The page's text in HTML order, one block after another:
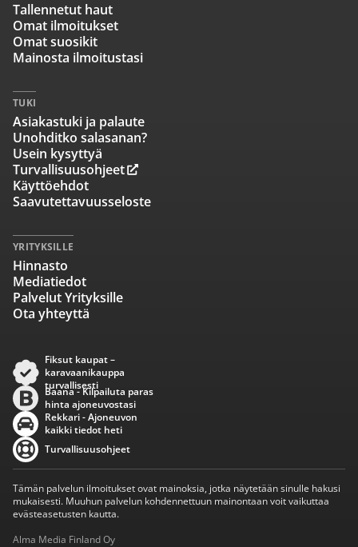
Tallennetut haut
Omat ilmoitukset
Omat suosikit
Mainosta ilmoitustasi
TUKI
Asiakastuki ja palaute
Unohditko salasanan?
Usein kysyttyä
Turvallisuusohjeet
Käyttöehdot
Saavutettavuusseloste
YRITYKSILLE
Hinnasto
Mediatiedot
Palvelut Yrityksille
Ota yhteyttä
Fiksut kaupat –
karavaanikauppa
turvallisesti
Baana - Kilpailuta paras
hinta ajoneuvostasi
Rekkari - Ajoneuvon
kaikki tiedot heti
Turvallisuusohjeet
Tämän palvelun ilmoitukset ovat mainoksia, jotka näytetään sinulle hakusi
mukaisesti. Muuhun palvelun kohdennettuun mainontaan voit vaikuttaa
evästeasetusten kautta.
Alma Media Finland Oy